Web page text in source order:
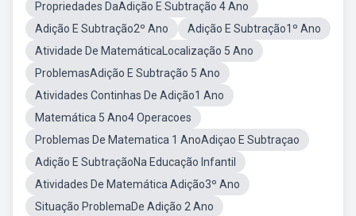
Propriedades DaAdição E Subtração 4 Ano
Adição E Subtração2º Ano
Adição E Subtração1º Ano
Atividade De MatemáticaLocalização 5 Ano
ProblemasAdição E Subtração 5 Ano
Atividades Continhas De Adição1 Ano
Matemática 5 Ano4 Operacoes
Problemas De Matematica 1 AnoAdiçao E Subtraçao
Adição E SubtraçãoNa Educação Infantil
Atividades De Matemática Adição3º Ano
Situação ProblemaDe Adição 2 Ano